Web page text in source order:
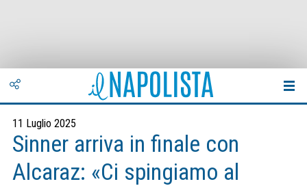
11 Luglio 2025
Sinner arriva in finale con
Alcaraz: «Ci spingiamo al